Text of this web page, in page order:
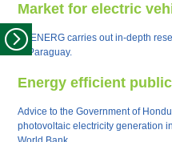
Market for electric
ESENERG carries out in-depth
in Paraguay.
Energy efficient
Advice to the Government of
photovoltaic electricity generation